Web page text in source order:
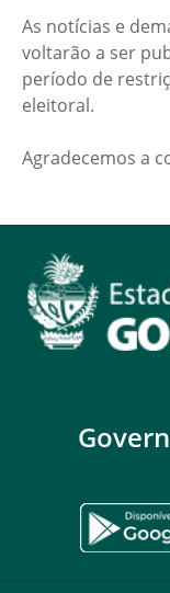
As notícias e
voltarão a ser
período de
eleitoral.
Agradecemos a